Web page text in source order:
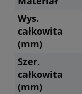
Wys.
całkowita
(mm)
Szer.
całkowita
(mm)